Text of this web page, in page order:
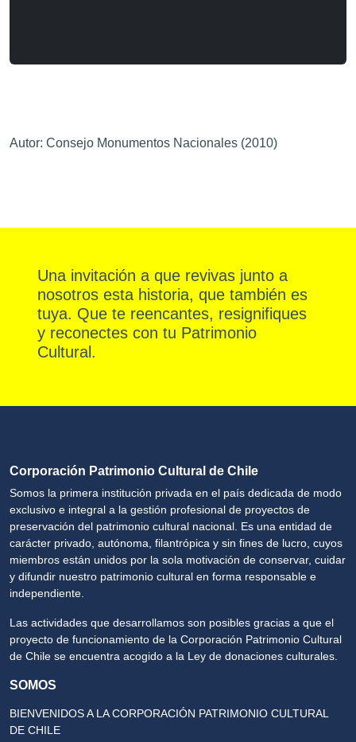
Autor: Consejo Monumentos Nacionales (2010)
Una invitación a que revivas junto a
nosotros esta historia, que también es
tuya. Que te reencantes, resignifiques
y reconectes con tu Patrimonio
Cultural.
Corporación Patrimonio Cultural de Chile
Somos la primera institución privada en el país dedicada de modo
exclusivo e integral a la gestión profesional de proyectos de
preservación del patrimonio cultural nacional. Es una entidad de
carácter privado, autónoma, filantrópica y sin fines de lucro, cuyos
miembros están unidos por la sola motivación de conservar, cuidar
y difundir nuestro patrimonio cultural en forma responsable e
independiente.
Las actividades que desarrollamos son posibles gracias a que el
proyecto de funcionamiento de la Corporación Patrimonio Cultural
de Chile se encuentra acogido a la Ley de donaciones culturales.
SOMOS
BIENVENIDOS A LA CORPORACIÓN PATRIMONIO CULTURAL
DE CHILE